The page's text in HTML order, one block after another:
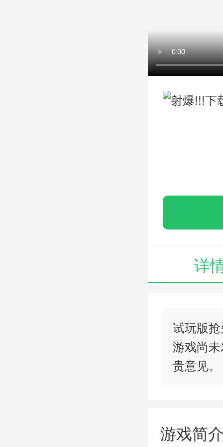
详
试玩版
游戏尚
贵意见。
游戏简